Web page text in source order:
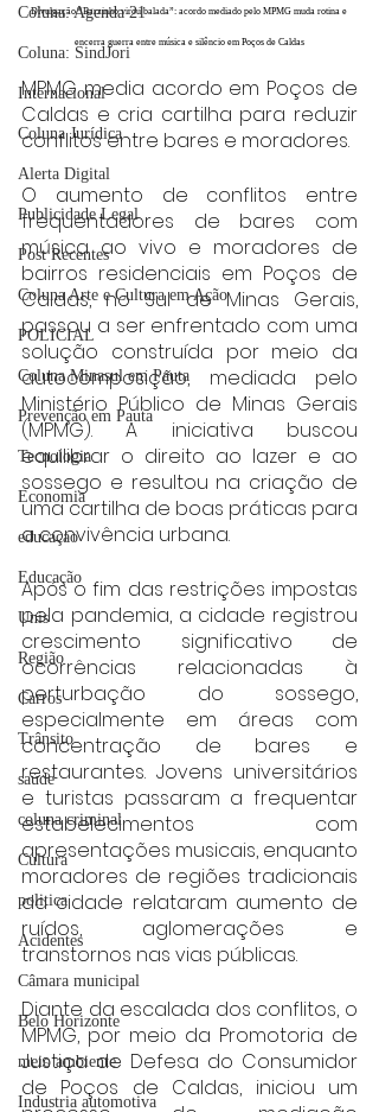
Coluna: Agenda 21
Coluna: SindJori
Internacional
Coluna Jurídica
Alerta Digital
Publicidade Legal
Post Recentes
Coluna Arte e Cultura em Ação
POLICIAL
Coluna Minasul em Pauta
Prevenção em Pauta
Tecnologia
Economia
educaçao
Educação
Unis
Região
Carros
Trânsito
saúde
coluna criminal
Cultura
politica
Acidentes
Câmara municipal
Belo Horizonte
meio ambiente
Industria automotiva
Divulgação/“Barzinho virou balada”: acordo mediado pelo MPMG muda rotina e
encerra guerra entre música e silêncio em Poços de Caldas
MPMG media acordo em Poços de
Caldas e cria cartilha para reduzir
conflitos entre bares e moradores.
O aumento de conflitos entre
frequentadores de bares com
música ao vivo e moradores de
bairros residenciais em Poços de
Caldas, no Sul de Minas Gerais,
passou a ser enfrentado com uma
solução construída por meio da
autocomposição, mediada pelo
Ministério Público de Minas Gerais
(MPMG). A iniciativa buscou
equilibrar o direito ao lazer e ao
sossego e resultou na criação de
uma cartilha de boas práticas para
a convivência urbana.
Após o fim das restrições impostas
pela pandemia, a cidade registrou
crescimento significativo de
ocorrências relacionadas à
perturbação do sossego,
especialmente em áreas com
concentração de bares e
restaurantes. Jovens universitários
e turistas passaram a frequentar
estabelecimentos com
apresentações musicais, enquanto
moradores de regiões tradicionais
da cidade relataram aumento de
ruídos, aglomerações e
transtornos nas vias públicas.
Diante da escalada dos conflitos, o
MPMG, por meio da Promotoria de
Justiça de Defesa do Consumidor
de Poços de Caldas, iniciou um